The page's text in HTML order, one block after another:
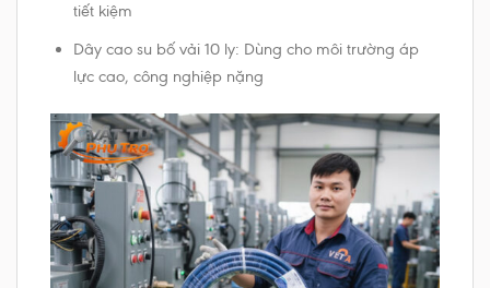
tiết kiệm
Dây cao su bố vải 10 ly: Dùng cho môi trường áp
lực cao, công nghiệp nặng